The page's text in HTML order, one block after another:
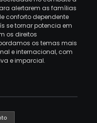
alertarem as famílias
conforto dependente
se tornar potencia em
os direitos
os temas mais
e internacional, com
e imparcial.